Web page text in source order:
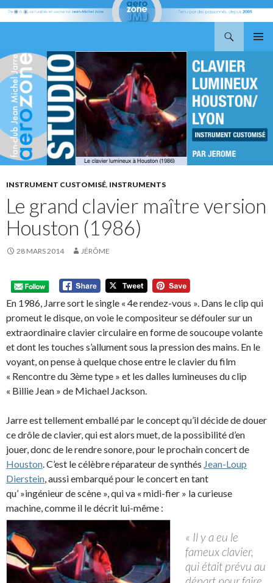
AU
CONTENU
INSTRUMENT CUSTOMISÉ, INSTRUMENTS
Le grand clavier maître version
Houston (1986)
28 MARS 2014 JÉRÔME
En 1986, Jarre sort le single « 4e rendez-vous ». Dans le clip qui
promeut le disque, on voie le compositeur se défouler sur un
extraordinaire clavier circulaire en forme de soucoupe volante
et dont les touches s’allument sous la pression des mains. En le
voyant, on pense à quelque chose entre le clavier du film
« Rencontre du 3ème type » et les dalles lumineuses du clip
« Billie Jean » de Michael Jackson.
Jarre est tellement emballé par le concept qu’il décide de douer
ce drôle de clavier, qui est alors muet, de la possibilité d’en
jouer, donc de le rendre sonore, pour le prochain concert de
Houston. C’est le célèbre réparateur de synthés Jean-Loup
Dierstein, aussi embarqué pour le concert en tant
qu’ »ingénieur de scène », qui va « midi-fier » la curieuse
machine, comme il le décrit lui-même :
« Il y a eu le
fameux clavier,
qui était prévu au